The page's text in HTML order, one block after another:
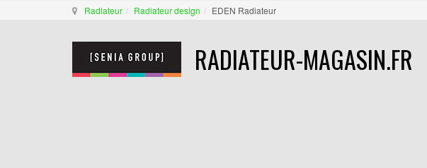
Radiateur Radiateur design EDEN Radiateur
RADIATEUR-MAGASIN.FR